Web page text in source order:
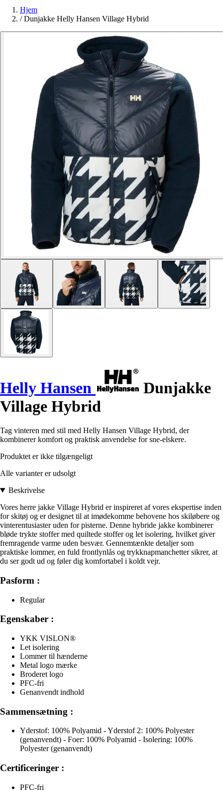
Hjem
/ Dunjakke Helly Hansen Village Hybrid
Helly Hansen
Dunjakke
Village Hybrid
Tag vinteren med stil med Helly Hansen Village Hybrid, der
kombinerer komfort og praktisk anvendelse for sne-elskere.
Produktet er ikke tilgængeligt
Alle varianter er udsolgt
Beskrivelse
Vores herre jakke Village Hybrid er inspireret af vores ekspertise inden
for skitøj og er designet til at imødekomme behovene hos skiløbere og
vinterentusiaster uden for pisterne. Denne hybride jakke kombinerer
bløde trykte stoffer med quiltede stoffer og let isolering, hvilket giver
fremragende varme uden besvær. Gennemtænkte detaljer som
praktiske lommer, en fuld frontlynlås og trykknapmanchetter sikrer, at
du ser godt ud og føler dig komfortabel i koldt vejr.
Pasform :
Regular
Egenskaber :
YKK VISLON®
Let isolering
Lommer til hænderne
Metal logo mærke
Broderet logo
PFC-fri
Genanvendt indhold
Sammensætning :
Yderstof: 100% Polyamid - Yderstof 2: 100% Polyester
(genanvendt) - Foer: 100% Polyamid - Isolering: 100%
Polyester (genanvendt)
Certificeringer :
PFC-fri